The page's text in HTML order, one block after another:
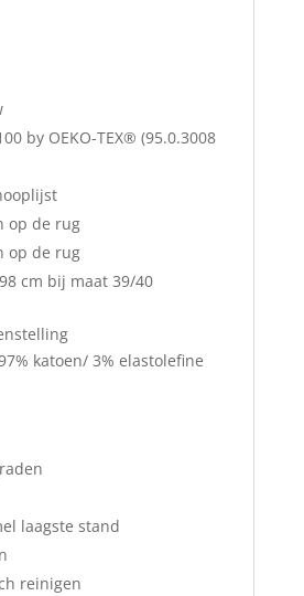
by OEKO-TEX® (95.0.3008
op de rug
op de rug
cm bij maat 39/40
katoen/ 3% elastolefine
laagste stand
reinigen